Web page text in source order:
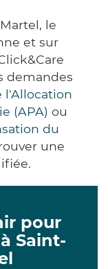
le
et sur
demandes
l'Allocation
(APA) ou
du
une
pour
Saint-